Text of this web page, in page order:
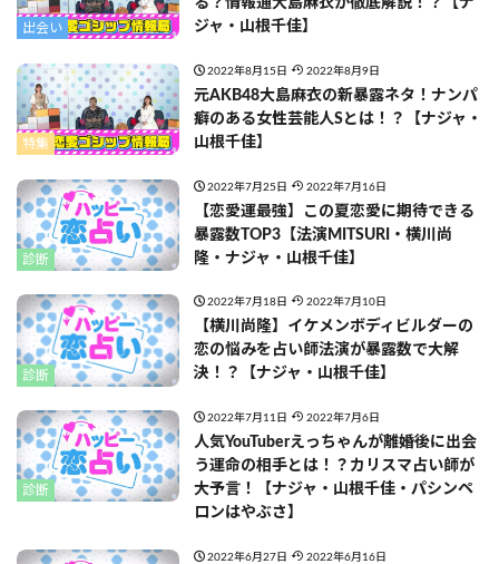
出会い
る？情報通大島麻衣が徹底解説！？【ナ
ジャ・山根千佳】
特集
2022年8月15日 2022年8月9日
元AKB48大島麻衣の新暴露ネタ！ナンパ
癖のある女性芸能人Sとは！？【ナジャ・
山根千佳】
診断
2022年7月25日 2022年7月16日
【恋愛運最強】この夏恋愛に期待できる
暴露数TOP3【法演MITSURI・横川尚
隆・ナジャ・山根千佳】
診断
2022年7月18日 2022年7月10日
【横川尚隆】イケメンボディビルダーの
恋の悩みを占い師法演が暴露数で大解
決！？【ナジャ・山根千佳】
診断
2022年7月11日 2022年7月6日
人気YouTuberえっちゃんが離婚後に出会
う運命の相手とは！？カリスマ占い師が
大予言！【ナジャ・山根千佳・パシンペ
ロンはやぶさ】
2022年6月27日 2022年6月16日